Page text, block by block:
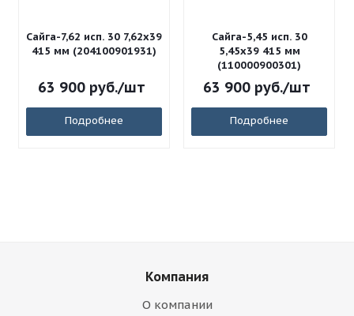
Сайга-7,62 исп. 30 7,62x39
415 мм (204100901931)
63 900руб./шт
Подробнее
Сайга-5,45 исп. 30
5,45x39 415 мм
(110000900301)
63 900руб./шт
Подробнее
Компания
О компании